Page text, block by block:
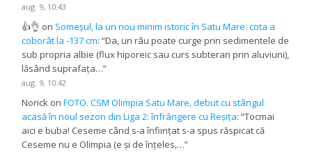
aug. 9, 10:43
👍👌 on Someșul, la un nou minim istoric în Satu Mare: cota a
coborât la -137 cm: “Da, un râu poate curge prin sedimentele de
sub propria albie (flux hiporeic sau curs subteran prin aluviuni),
lăsând suprafața…”
aug. 9, 10:42
Norick onFOTO. CSM Olimpia Satu Mare, debut cu stângul
acasă în noul sezon din Liga 2: înfrângere cu Reșița: “Tocmai
aici e buba! Ceseme când s-a înființat s-a spus răspicat că
Ceseme nu e Olimpia (e și de înțeles,…”